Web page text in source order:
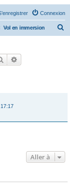
Connexion
Vol en immersion
Rechercher
Aller à